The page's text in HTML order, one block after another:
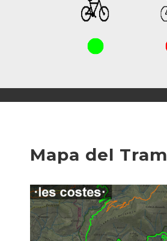
Mapa del Tram